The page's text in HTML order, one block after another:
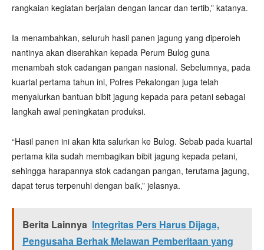
rangkaian kegiatan berjalan dengan lancar dan tertib,” katanya.
Ia menambahkan, seluruh hasil panen jagung yang diperoleh
nantinya akan diserahkan kepada Perum Bulog guna
menambah stok cadangan pangan nasional. Sebelumnya, pada
kuartal pertama tahun ini, Polres Pekalongan juga telah
menyalurkan bantuan bibit jagung kepada para petani sebagai
langkah awal peningkatan produksi.
“Hasil panen ini akan kita salurkan ke Bulog. Sebab pada kuartal
pertama kita sudah membagikan bibit jagung kepada petani,
sehingga harapannya stok cadangan pangan, terutama jagung,
dapat terus terpenuhi dengan baik,” jelasnya.
Berita Lainnya Integritas Pers Harus Dijaga,
Pengusaha Berhak Melawan Pemberitaan yang